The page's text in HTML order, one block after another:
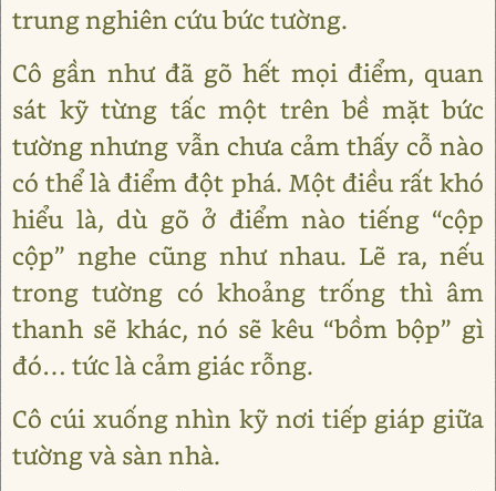
trung nghiên cứu bức tường.
Cô gần như đã gõ hết mọi điểm, quan
sát kỹ từng tấc một trên bề mặt bức
tường nhưng vẫn chưa cảm thấy cỗ nào
có thể là điểm đột phá. Một điều rất khó
hiểu là, dù gõ ở điểm nào tiếng “cộp
cộp” nghe cũng như nhau. Lẽ ra, nếu
trong tường có khoảng trống thì âm
thanh sẽ khác, nó sẽ kêu “bồm bộp” gì
đó… tức là cảm giác rỗng.
Cô cúi xuống nhìn kỹ nơi tiếp giáp giữa
tường và sàn nhà.